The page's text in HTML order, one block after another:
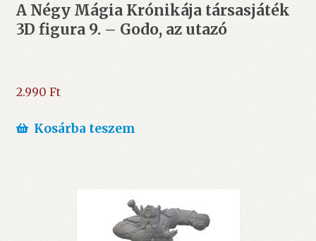
A Négy Mágia Krónikája társasjáték
3D figura 9. – Godo, az utazó
2.990 Ft
Kosárba teszem